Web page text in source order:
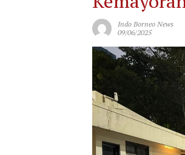
Indo Borneo News
09/06/2025